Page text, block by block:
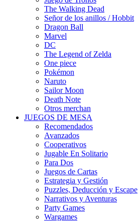
The Walking Dead
Señor de los anillos / Hobbit
Dragon Ball
Marvel
DC
The Legend of Zelda
One piece
Pokémon
Naruto
Sailor Moon
Death Note
Otros merchan
JUEGOS DE MESA
Recomendados
Avanzados
Cooperativos
Jugable En Solitario
Para Dos
Juegos de Cartas
Estrategia y Gestión
Puzzles, Deducción y Escape
Narrativos y Aventuras
Party Games
Wargames